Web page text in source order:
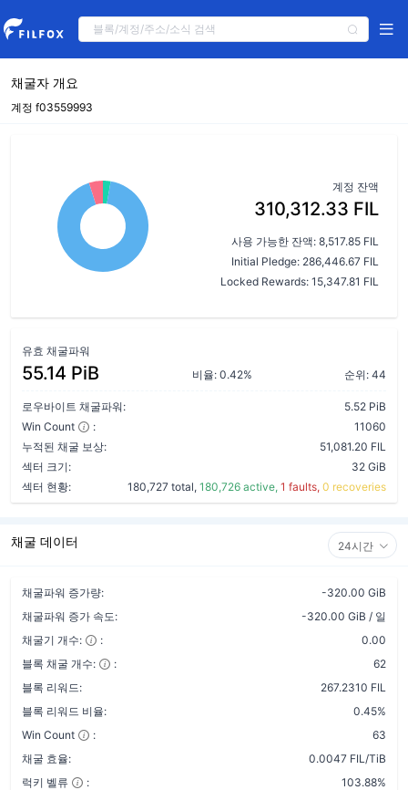
채굴자 개요
계정 f03559993
계정 잔액
310,312.33 FIL
사용 가능한 잔액: 8,517.85 FIL
Initial Pledge: 286,446.67 FIL
Locked Rewards: 15,347.81 FIL
유효 채굴파워
55.14 PiB 비율: 0.42% 순위: 44
로우바이트 채굴파워:
5.52 PiB
Win Count
:
11060
누적된 채굴 보상:
51,081.20 FIL
섹터 크기:
32 GiB
섹터 현황:
180,727 total, 180,726 active, 1 faults, 0 recoveries
채굴 데이터 24시간
채굴파워 증가량:
-320.00 GiB
채굴파워 증가 속도:
-320.00 GiB / 일
채굴기 개수:
:
0.00
블록 채굴 개수:
:
62
블록 리워드:
267.2310 FIL
블록 리워드 비율:
0.45%
Win Count
:
63
채굴 효율:
0.0047 FIL/TiB
럭키 벨류
: 103.88%